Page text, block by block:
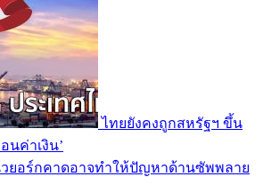
ไทยยังคงถูกสหรัฐฯ ขึ้น
นค่าเงิน’
ยอร์กคาดอาจทำให้ปัญหาด้านซัพพลาย